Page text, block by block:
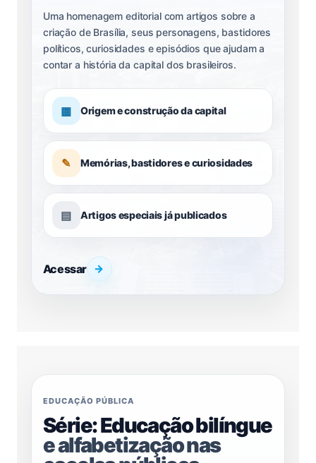
Uma homenagem editorial com artigos sobre a
criação de Brasília, seus personagens, bastidores
políticos, curiosidades e episódios que ajudam a
contar a história da capital dos brasileiros.
▦ Origem e construção da capital
✎ Memórias, bastidores e curiosidades
▤ Artigos especiais já publicados
Acessar →
EDUCAÇÃO PÚBLICA
Série: Educação bilíngue
e alfabetização nas